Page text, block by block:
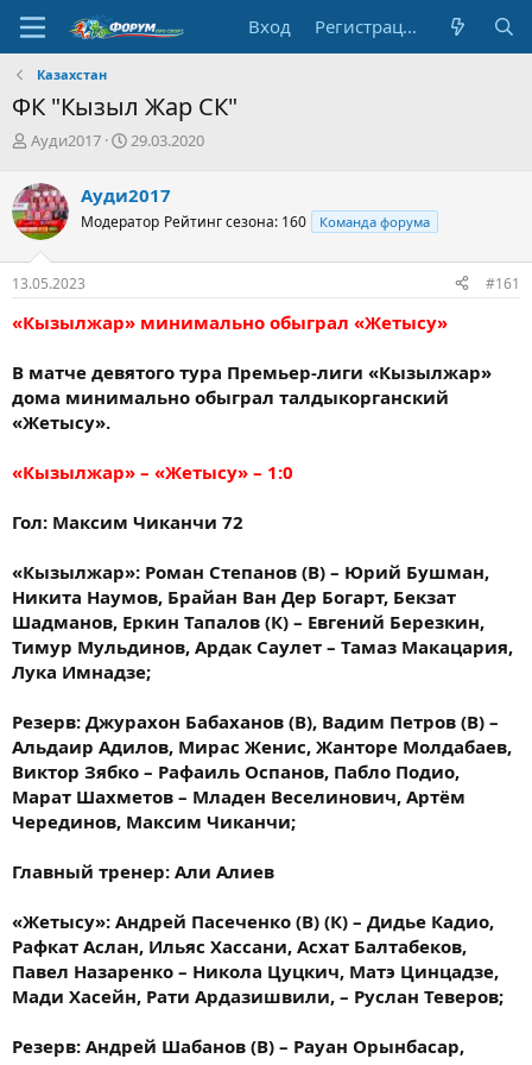
Вход Регистрация
Казахстан
ФК "Кызыл Жар СК"
А
т
о
р
т
е
м
Ауди2017
Д
а
н
ч
а
29.03.2020
Ауди2017
Модератор Рейтинг сезона: 160 Команда форума
13.05.2023 #161
«Кызылжар» минимально обыграл «Жетысу»
В матче девятого тура Премьер-лиги «Кызылжар»
дома минимально обыграл талдыкорганский
«Жетысу».
«Кызылжар» – «Жетысу» – 1:0
Гол: Максим Чиканчи 72
«Кызылжар»: Роман Степанов (В) – Юрий Бушман,
Никита Наумов, Брайан Ван Дер Богарт, Бекзат
Шадманов, Еркин Тапалов (К) – Евгений Березкин,
Тимур Мульдинов, Ардак Саулет – Тамаз Макацария,
Лука Имнадзе;
Резерв: Джурахон Бабаханов (В), Вадим Петров (В) –
Альдаир Адилов, Мирас Женис, Жанторе Молдабаев,
Виктор Зябко – Рафаиль Оспанов, Пабло Подио,
Марат Шахметов – Младен Веселинович, Артём
Черединов, Максим Чиканчи;
Главный тренер: Али Алиев
«Жетысу»: Андрей Пасеченко (В) (К) – Дидье Кадио,
Рафкат Аслан, Ильяс Хассани, Асхат Балтабеков,
Павел Назаренко – Никола Цуцкич, Матэ Цинцадзе,
Мади Хасейн, Рати Ардазишвили, – Руслан Теверов;
Резерв: Андрей Шабанов (В) – Рауан Орынбасар,